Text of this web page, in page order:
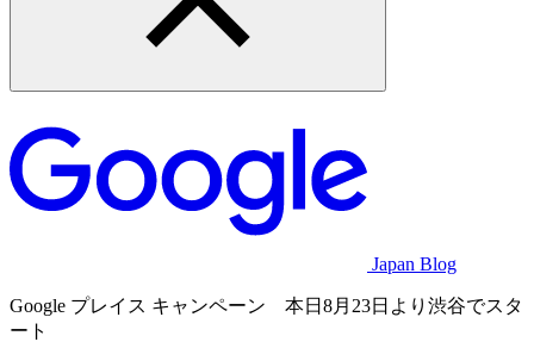
Japan Blog
Google プレイス キャンペーン 本日8月23日より渋谷でスタ
ート